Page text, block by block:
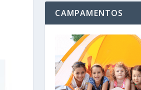
CAMPAMENTOS